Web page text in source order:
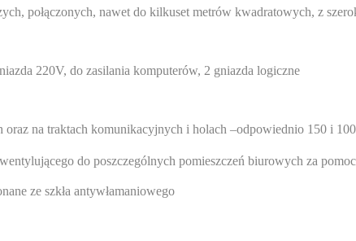
połączonych, nawet do kilkuset metrów kwadratowych, z
220V, do zasilania komputerów, 2 gniazda logiczne
na traktach komunikacyjnych i holach –odpowiednio 150 i
do poszczególnych pomieszczeń biurowych za
ze szkła antywłamaniowego